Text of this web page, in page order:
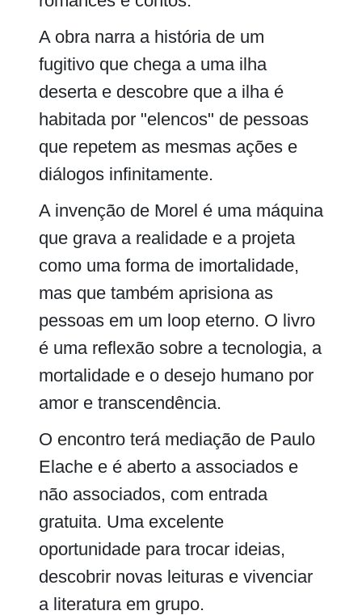
A obra narra a história de um
fugitivo que chega a uma ilha
deserta e descobre que a ilha é
habitada por "elencos" de pessoas
que repetem as mesmas ações e
diálogos infinitamente.
A invenção de Morel é uma máquina
que grava a realidade e a projeta
como uma forma de imortalidade,
mas que também aprisiona as
pessoas em um loop eterno. O livro
é uma reflexão sobre a tecnologia, a
mortalidade e o desejo humano por
amor e transcendência.
O encontro terá mediação de Paulo
Elache e é aberto a associados e
não associados, com entrada
gratuita. Uma excelente
oportunidade para trocar ideias,
descobrir novas leituras e vivenciar
a literatura em grupo.